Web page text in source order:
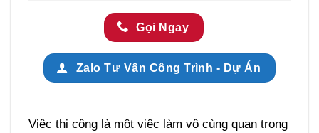
Gọi Ngay
Zalo Tư Vấn Công Trình - Dự Án
Việc thi công là một việc làm vô cùng quan trọng